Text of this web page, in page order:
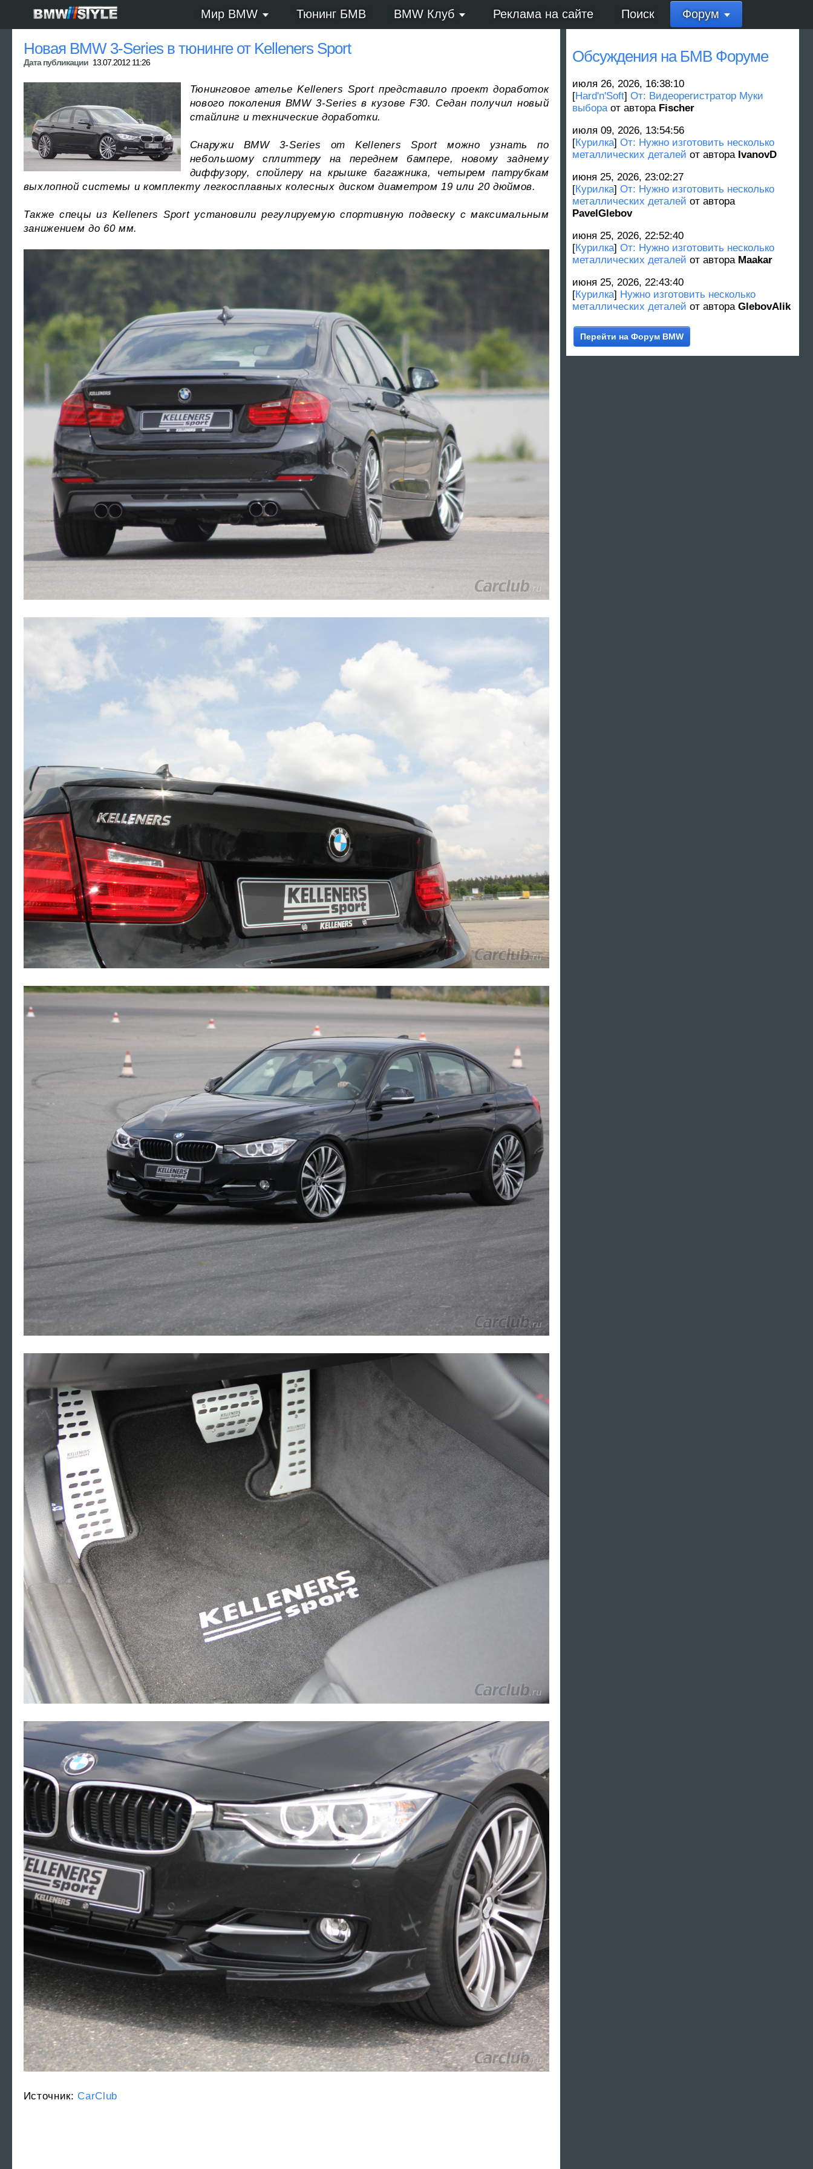
Мир BMW Тюнинг БМВ BMW Клуб Реклама на сайте Поиск Форум
Новая BMW 3-Series в тюнинге от Kelleners Sport
Дата публикации 13.07.2012 11:26
Тюнинговое ателье Kelleners Sport представило проект доработок
нового поколения BMW 3-Series в кузове F30. Седан получил новый
стайлинг и технические доработки.
Снаружи BMW 3-Series от Kelleners Sport можно узнать по
небольшому сплиттеру на переднем бампере, новому заднему
диффузору, спойлеру на крышке багажника, четырем патрубкам
выхлопной системы и комплекту легкосплавных колесных диском диаметром 19 или 20 дюймов.
Также спецы из Kelleners Sport установили регулируемую спортивную подвеску с максимальным
занижением до 60 мм.
Источник: CarClub
Обсуждения на БМВ Форуме
июля 26, 2026, 16:38:10
[Hard'n'Soft] От: Видеорегистратор Муки
выбораот автора Fischer
июля 09, 2026, 13:54:56
[Курилка] От: Нужно изготовить несколько
металлических деталей от автора IvanovD
июня 25, 2026, 23:02:27
[Курилка] От: Нужно изготовить несколько
металлических деталей от автора
PavelGlebov
июня 25, 2026, 22:52:40
[Курилка] От: Нужно изготовить несколько
металлических деталей от автора Maakar
июня 25, 2026, 22:43:40
[Курилка] Нужно изготовить несколько
металлических деталей от автора GlebovAlik
Перейти на Форум BMW